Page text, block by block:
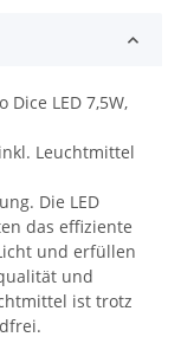
LED 7,5W,
inkl. Leuchtmittel
Die LED
das effiziente
und erfüllen
und
ist trotz